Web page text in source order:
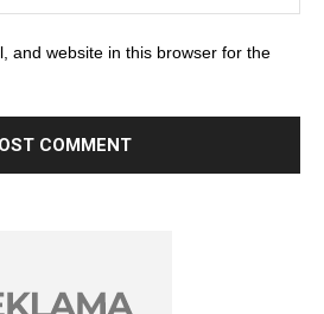
and website in this browser for the